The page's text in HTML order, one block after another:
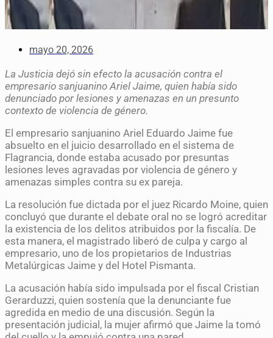
mayo 20, 2026
La Justicia dejó sin efecto la acusación contra el
empresario sanjuanino Ariel Jaime, quien había sido
denunciado por lesiones y amenazas en un presunto
contexto de violencia de género.
El empresario sanjuanino Ariel Eduardo Jaime fue
absuelto en el juicio desarrollado en el sistema de
Flagrancia, donde estaba acusado por presuntas
lesiones leves agravadas por violencia de género y
amenazas simples contra su ex pareja.
La resolución fue dictada por el juez Ricardo Moine, quien
concluyó que durante el debate oral no se logró acreditar
la existencia de los delitos atribuidos por la fiscalía. De
esta manera, el magistrado liberó de culpa y cargo al
empresario, uno de los propietarios de Industrias
Metalúrgicas Jaime y del Hotel Pismanta.
La acusación había sido impulsada por el fiscal Cristian
Gerarduzzi, quien sostenía que la denunciante fue
agredida en medio de una discusión. Según la
presentación judicial, la mujer afirmó que Jaime la tomó